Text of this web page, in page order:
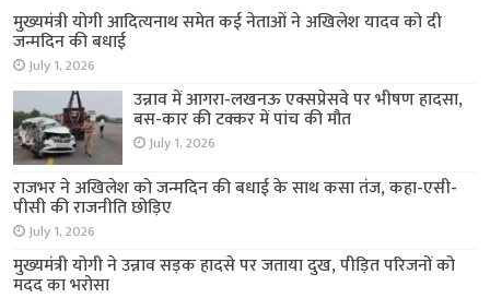
मुख्यमंत्री योगी आदित्यनाथ समेत कई नेताओं ने अखिलेश यादव को दी
जन्मदिन की बधाई
July 1, 2026
उन्नाव में आगरा-लखनऊ एक्सप्रेसवे पर भीषण हादसा,
बस-कार की टक्कर में पांच की मौत
July 1, 2026
राजभर ने अखिलेश को जन्मदिन की बधाई के साथ कसा तंज, कहा-एसी-
पीसी की राजनीति छोड़िए
July 1, 2026
मुख्यमंत्री योगी ने उन्नाव सड़क हादसे पर जताया दुख, पीड़ित परिजनों को
मदद का भरोसा